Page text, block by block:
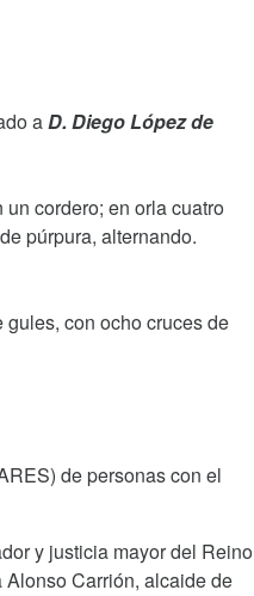
aD. Diego López de
cordero; en orla cuatro
púrpura, alternando.
con ocho cruces de
de personas con el
y justicia mayor del Reino
Carrión, alcaide de